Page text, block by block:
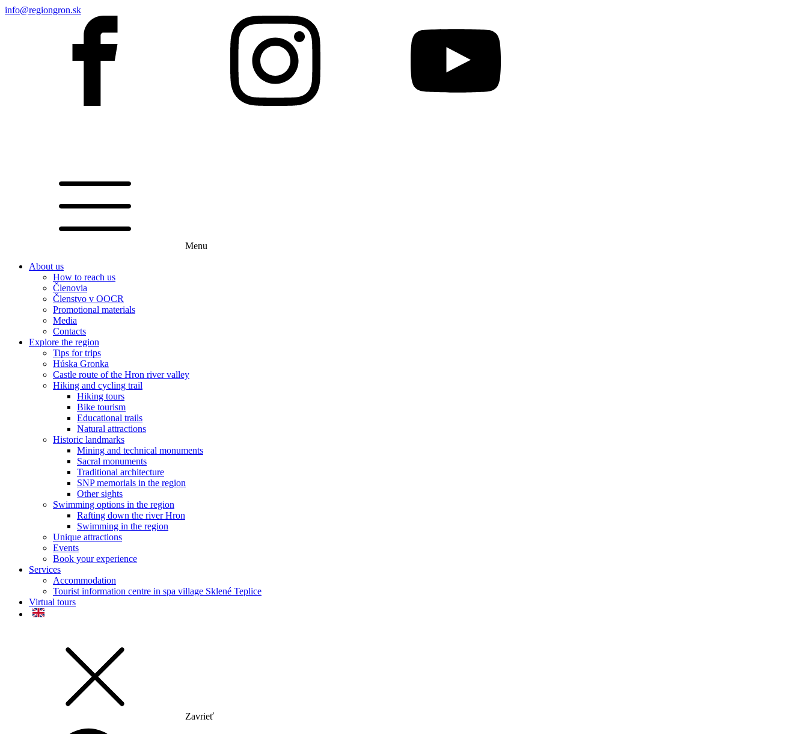
info@regiongron.sk
Menu
About us
How to reach us
Členovia
Členstvo v OOCR
Promotional materials
Media
Contacts
Explore the region
Tips for trips
Húska Gronka
Castle route of the Hron river valley
Hiking and cycling trail
Hiking tours
Bike tourism
Educational trails
Natural attractions
Historic landmarks
Mining and technical monuments
Sacral monuments
Traditional architecture
SNP memorials in the region
Other sights
Swimming options in the region
Rafting down the river Hron
Swimming in the region
Unique attractions
Events
Book your experience
Services
Accommodation
Tourist information centre in spa village Sklené Teplice
Virtual tours
Zavrieť